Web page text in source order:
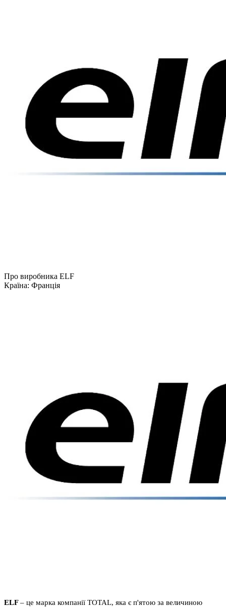
Про виробника ELF
Країна: Франція
ELF– це марка компанії TOTAL, яка є п'ятою за величиною